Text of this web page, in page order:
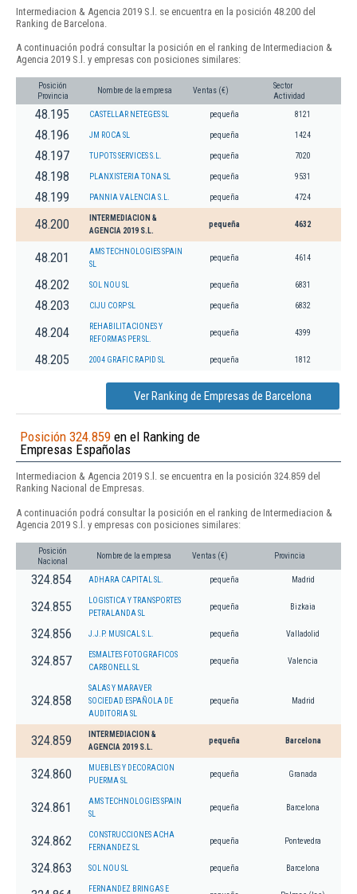
Intermediacion & Agencia 2019 S.l. se encuentra en la posición 48.200 del
Ranking de Barcelona.
A continuación podrá consultar la posición en el ranking de Intermediacion &
Agencia 2019 S.l. y empresas con posiciones similares:
Posición
Provincia
Nombre de la empresa Ventas (€)
Sector
Actividad
48.195 CASTELLAR NETEGES SL pequeña 8121
48.196 JM ROCA SL pequeña 1424
48.197 TUPOTS SERVICES S.L. pequeña 7020
48.198 PLANXISTERIA TONA SL pequeña 9531
48.199 PANNIA VALENCIA S.L. pequeña 4724
48.200
INTERMEDIACION &
AGENCIA 2019 S.L.
pequeña 4632
48.201
AMS TECHNOLOGIES SPAIN
SL
pequeña 4614
48.202 SOL NOU SL pequeña 6831
48.203 CIJU CORP SL pequeña 6832
48.204
REHABILITACIONES Y
REFORMAS PER SL.
pequeña 4399
48.205 2004 GRAFIC RAPID SL pequeña 1812
Ver Ranking de Empresas de Barcelona
Posición 324.859 en el Ranking de
Empresas Españolas
Intermediacion & Agencia 2019 S.l. se encuentra en la posición 324.859 del
Ranking Nacional de Empresas.
A continuación podrá consultar la posición en el ranking de Intermediacion &
Agencia 2019 S.l. y empresas con posiciones similares:
Posición
Nacional
Nombre de la empresa Ventas (€) Provincia
324.854 ADHARA CAPITAL SL. pequeña Madrid
324.855
LOGISTICA Y TRANSPORTES
PETRALANDA SL
pequeña Bizkaia
324.856 J.J.P. MUSICAL S.L. pequeña Valladolid
324.857
ESMALTES FOTOGRAFICOS
CARBONELL SL
pequeña Valencia
324.858
SALAS Y MARAVER
SOCIEDAD ESPAÑOLA DE
AUDITORIA SL
pequeña Madrid
324.859
INTERMEDIACION &
AGENCIA 2019 S.L.
pequeña Barcelona
324.860
MUEBLES Y DECORACION
PUERMA SL
pequeña Granada
324.861
AMS TECHNOLOGIES SPAIN
SL
pequeña Barcelona
324.862
CONSTRUCCIONES ACHA
FERNANDEZ SL
pequeña Pontevedra
324.863 SOL NOU SL pequeña Barcelona
FERNANDEZ BRINGAS E